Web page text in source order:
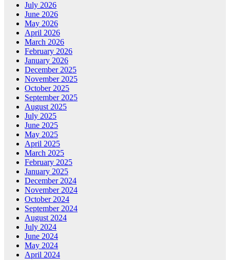
July 2026
June 2026
May 2026
April 2026
March 2026
February 2026
January 2026
December 2025
November 2025
October 2025
September 2025
August 2025
July 2025
June 2025
May 2025
April 2025
March 2025
February 2025
January 2025
December 2024
November 2024
October 2024
September 2024
August 2024
July 2024
June 2024
May 2024
April 2024